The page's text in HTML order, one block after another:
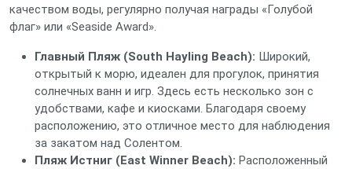
качеством воды, регулярно получая награды «Голубой
флаг» или «Seaside Award».
Главный Пляж (South Hayling Beach): Широкий,
открытый к морю, идеален для прогулок, принятия
солнечных ванн и игр. Здесь есть несколько зон с
удобствами, кафе и киосками. Благодаря своему
расположению, это отличное место для наблюдения
за закатом над Солентом.
Пляж Истниг (East Winner Beach): Расположенный